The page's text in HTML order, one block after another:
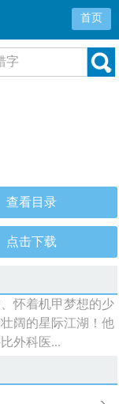
首页
查看目录
点击下载
怀着机甲梦想的少
阔的星际江湖！他
外科医...